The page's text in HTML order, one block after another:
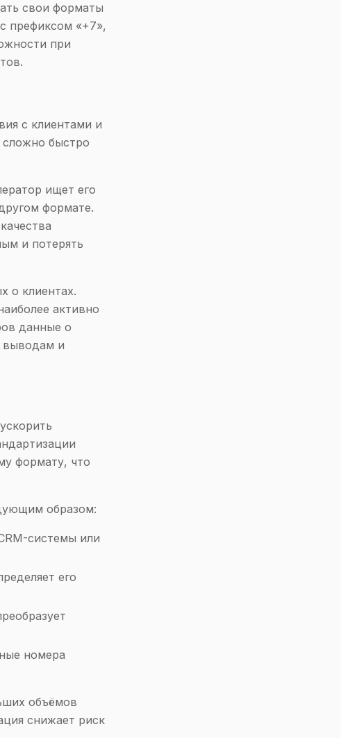
свои форматы
префиксом «+7»,
при
с клиентами и
быстро
ищет его
формате.
и потерять
о клиентах.
активно
данные о
выводам и
формату, что
образом:
системы или
его
номера
объёмов
снижает риск